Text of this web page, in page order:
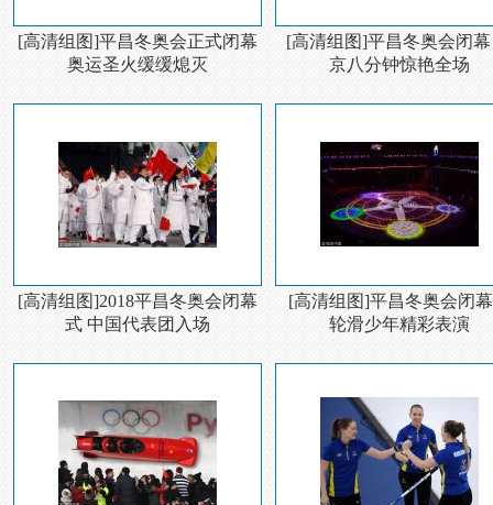
[高清组图]平昌冬奥会正式闭幕
奥运圣火缓缓熄灭
[高清组图]平昌冬奥会闭
京八分钟惊艳全场
[高清组图]2018平昌冬奥会闭幕
式 中国代表团入场
[高清组图]平昌冬奥会闭
轮滑少年精彩表演